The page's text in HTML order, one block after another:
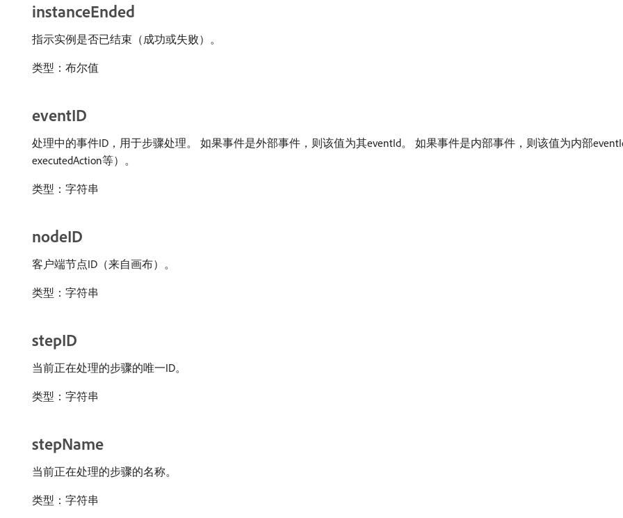
instanceEnded
指示实例是否已结束（成功或失败）。
类型：布尔值
eventID
处理中的事件ID，用于步骤处理。 如果事件是外部事件，则该值为其eventId。 如果事件是内部事件，则该值为内部eventId
executedAction等）。
类型：字符串
nodeID
客户端节点ID（来自画布）。
类型：字符串
stepID
当前正在处理的步骤的唯一ID。
类型：字符串
stepName
当前正在处理的步骤的名称。
类型：字符串